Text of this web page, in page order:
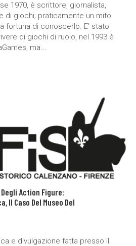
1970, è scrittore, giornalista,
di giochi; praticamente un mito
fortuna di conoscerlo. E’ stato
di giochi di ruolo, nel 1993 è
ma...
Action Figure:
Il Caso Del Museo Del
e divulgazione fatta presso il